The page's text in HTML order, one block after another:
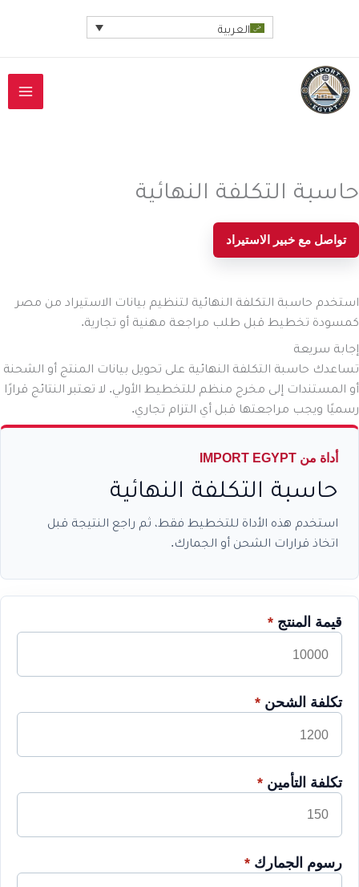
العربية
حاسبة التكلفة النهائية
تواصل مع خبير الاستيراد
استخدم حاسبة التكلفة النهائية لتنظيم بيانات الاستيراد من مصر
كمسودة تخطيط قبل طلب مراجعة مهنية أو تجارية.
إجابة سريعة
تساعدك حاسبة التكلفة النهائية على تحويل بيانات المنتج أو الشحنة
أو المستندات إلى مخرج منظم للتخطيط الأولي. لا تعتبر النتائج قرارًا
رسميًا ويجب مراجعتها قبل أي التزام تجاري.
أداة من IMPORT EGYPT
حاسبة التكلفة النهائية
استخدم هذه الأداة للتخطيط فقط، ثم راجع النتيجة قبل
اتخاذ قرارات الشحن أو الجمارك.
قيمة المنتج *
تكلفة الشحن *
تكلفة التأمين *
رسوم الجمارك *